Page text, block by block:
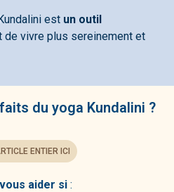
est un outil
de vivre plus sereinement et
du yoga Kundalini ?
ENTIER ICI
aider si :